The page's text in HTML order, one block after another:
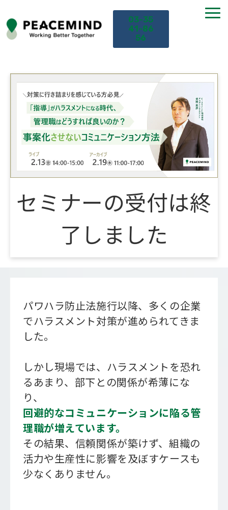
03-35
41-86
56
TOP
セミナー
セミナーの受付は終
了しました
パワハラ防止法施行以降、多くの企業
でハラスメント対策が進められてきま
した。
しかし現場では、ハラスメントを恐れ
るあまり、部下との関係が希薄にな
り、
回避的なコミュニケーションに陥る管
理職が増えています。
その結果、信頼関係が築けず、組織の
活力や生産性に影響を及ぼすケースも
少なくありません。